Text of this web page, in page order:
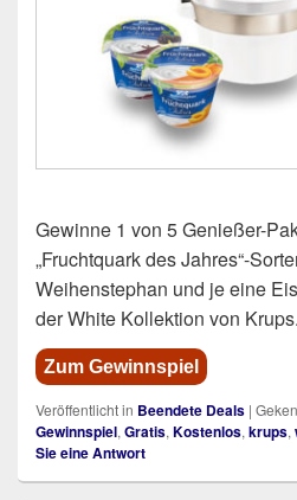
Gewinne 1 von 5 Genießer-
„Fruchtquark des Jahres“-
Weihenstephan und je eine
der White Kollektion von Krups.
Zum Gewinnspiel
Veröffentlicht in Beendete Deals |
Gewinnspiel, Gratis, Kostenlos, krups,
Sie eine Antwort